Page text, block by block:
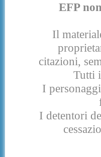
EFP
Il
citazioni,
Tutti
I
I detentori